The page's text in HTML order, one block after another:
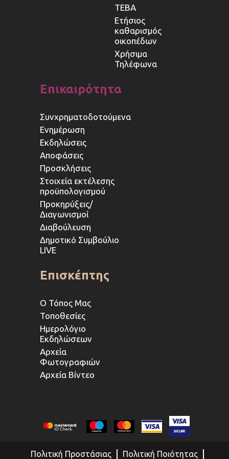
ΤΕΒΑ
Ετήσιος
καθαρισμός
οικοπέδων
Χρήσιμα
Τηλέφωνα
Επικαιρότητα
Συνχρηματοδοτούμενα
Ενημέρωση
Εκδηλώσεις
Αποφάσεις
Προσκλήσεις
Στοιχεία εκτέλεσης
προϋπολογισμού
Προκηρύξεις/
Διαγωνισμοί
Διαβούλευση
Δημοτικό Συμβούλιο
LIVE
Επισκέπτης
Ο Τόπος Μας
Τοποθεσίες
Ημερολόγιο
Εκδηλώσεων
Αρχεία
Φωτογραφιών
Αρχεία Βίντεο
Πολιτική Προστάσιας Πολιτική Ποιότητας